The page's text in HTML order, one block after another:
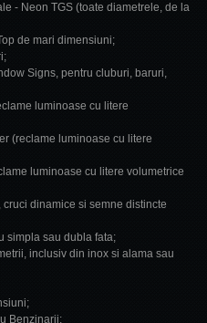
- Neon TGS (toate diametrele, de la
de mari dimensiuni;
Signs, pentru cluburi, baruri,
luminoase cu litere
(reclame luminoase cu litere
luminoase cu litere volumetrice
dinamice si semne distincte
simpla sau dubla fata;
inclusiv din inox si alama sau
Benzinarii;